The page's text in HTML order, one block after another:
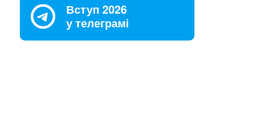
Вступ 2026
у телеграмі